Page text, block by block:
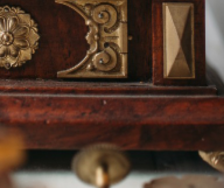
contact.lepetithorloger.fr@gmail.com
Tel:06.82.34.64.72
Tel:06.20.49.59.11